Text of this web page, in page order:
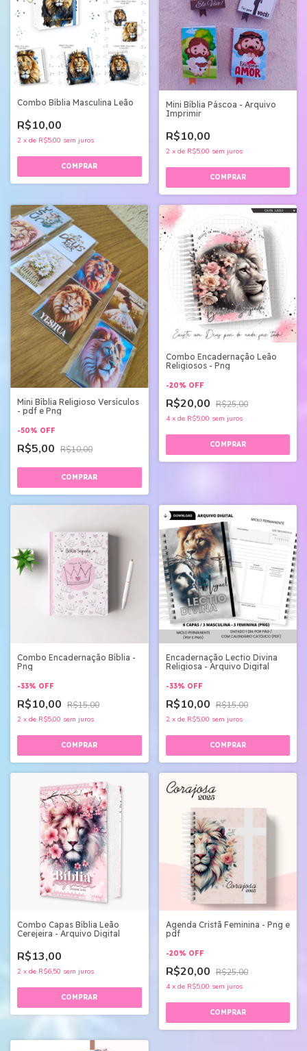
Combo Bíblia Masculina Leão
R$10,00
2 x de R$5,00 sem juros
Mini Bíblia Páscoa - Arquivo
Imprimir
R$10,00
2 x de R$5,00 sem juros
Mini Bíblia Religioso Versículos
- pdf e Png
-50% OFF
R$5,00 R$10,00
Combo Encadernação Leão
Religiosos - Png
-20% OFF
R$20,00 R$25,00
4 x de R$5,00 sem juros
Combo Encadernação Bíblia -
Png
-33% OFF
R$10,00 R$15,00
2 x de R$5,00 sem juros
Encadernação Lectio Divina
Religiosa - Arquivo Digital
-33% OFF
R$10,00 R$15,00
2 x de R$5,00 sem juros
Combo Capas Bíblia Leão
Cerejeira - Arquivo Digital
R$13,00
2 x de R$6,50 sem juros
Agenda Cristã Feminina - Png e
pdf
-20% OFF
R$20,00 R$25,00
4 x de R$5,00 sem juros